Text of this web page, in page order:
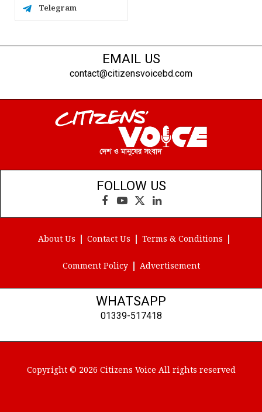
Telegram
EMAIL US
contact@citizensvoicebd.com
FOLLOW US
Facebook
YouTube
X
(Twitter)
LinkedIn
About Us Contact Us Terms & Conditions
Comment Policy Advertisement
WHATSAPP
01339-517418
Copyright © 2026 Citizens Voice All rights reserved